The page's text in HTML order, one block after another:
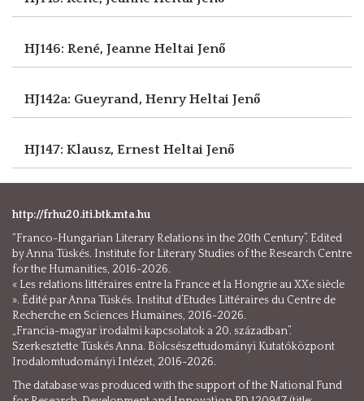
HJ146: René, Jeanne Heltai Jenő
HJ142a: Gueyrand, HenryHeltai Jenő
HJ147: Klausz, Ernest Heltai Jenő
http://frhu20.iti.btk.mta.hu
“Franco-Hungarian Literary Relations in the 20th Century”. Edited
by Anna Tüskés. Institute for Literary Studies of the Research Centre
for the Humanities, 2016-2026.
« Les relations littéraires entre la France et la Hongrie au XXe siècle
». Édité par Anna Tüskés. Institut d’Etudes Littéraires du Centre de
Recherche en Sciences Humaines, 2016-2026.
„Francia-magyar irodalmi kapcsolatok a 20. században”.
Szerkesztette Tüskés Anna. Bölcsészettudományi Kutatóközpont
Irodalomtudományi Intézet, 2016-2026.
The database was produced with the support of the National Fund